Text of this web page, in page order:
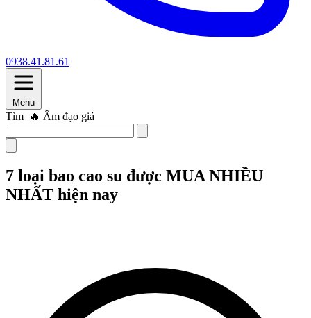
0938.41.81.61
Menu
Tìm 🔥 Trứng rung
7 loại bao cao su được MUA NHIỀU
NHẤT hiện nay